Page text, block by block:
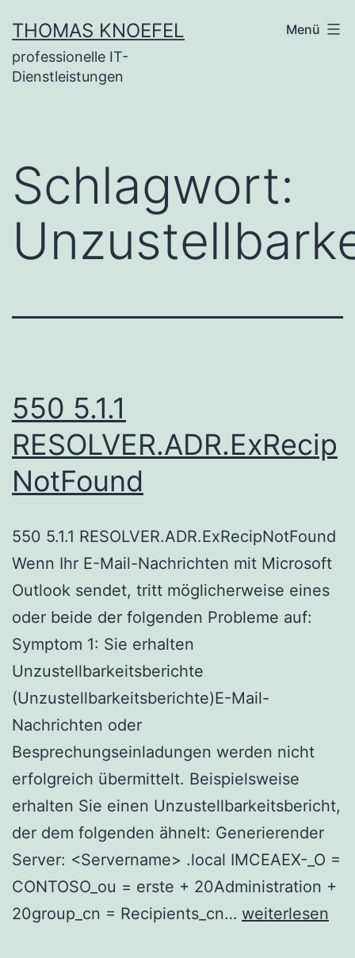
Inhalt
springen
THOMAS KNOEFEL
professionelle IT-
Dienstleistungen
Menü
Schlagwort:
550 5.1.1
RESOLVER.ADR.ExRecip
NotFound
550 5.1.1 RESOLVER.ADR.ExRecipNotFound
Wenn Ihr E-Mail-Nachrichten mit Microsoft
Outlook sendet, tritt möglicherweise eines
oder beide der folgenden Probleme auf:
Symptom 1: Sie erhalten
Unzustellbarkeitsberichte
(Unzustellbarkeitsberichte)E-Mail-
Nachrichten oder
Besprechungseinladungen werden nicht
erfolgreich übermittelt. Beispielsweise
erhalten Sie einen Unzustellbarkeitsbericht,
der dem folgenden ähnelt: Generierender
Server: <Servername> .local IMCEAEX-_O =
CONTOSO_ou = erste + 20Administration +
20group_cn = Recipients_cn… 550
weiterlesen